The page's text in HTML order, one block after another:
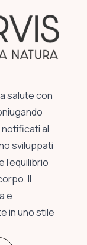
salute con
al
sviluppati
l'equilibrio
Il
e
in uno stile